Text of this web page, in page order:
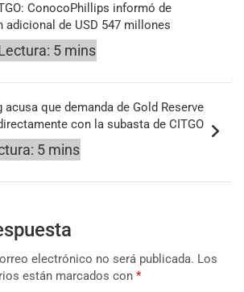
ConocoPhillips informó de
adicional de USD 547 millones
acusa que demanda de Gold Reserve
con la subasta de CITGO
electrónico no será publicada. Los
están marcados con *